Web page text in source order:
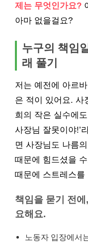
제는 무엇인가요?
아마 없을걸요?
누구의 책임
래 풀기
저는 예전에 아르
은 적이 있어요. 사
희의 작은 실수에
사장님 잘못이야!’
면 사장님도 나름
때문에 힘드셨을
때문에 스트레스
책임을 묻기 전
요해요.
노동자 입장에서